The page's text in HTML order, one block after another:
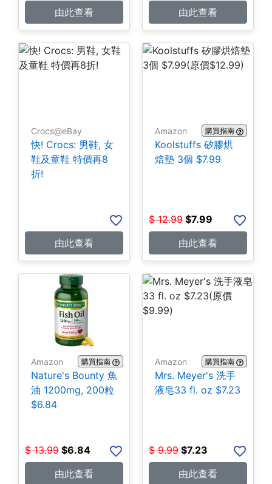
由此查看
由此查看
Crocs@eBay
快! Crocs: 男鞋, 女
鞋及童鞋 特價再8
折!
由此查看
Amazon 購買指南
Koolstuffs 矽膠烘
焙墊 3個 $7.99
$ 12.99 $7.99
由此查看
Amazon 購買指南
Nature's Bounty 魚
油 1200mg, 200粒
$6.84
$ 13.99 $6.84
由此查看
Amazon 購買指南
Mrs. Meyer's 洗手
液皂33 fl. oz $7.23
$ 9.99 $7.23
由此查看